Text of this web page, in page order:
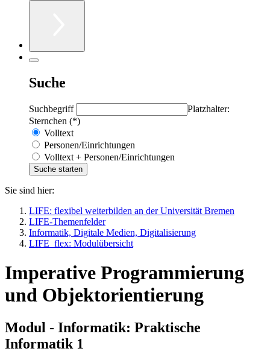
Suche
Suchbegriff
Platzhalter:
Sternchen (*)
Volltext
Personen/Einrichtungen
Volltext + Personen/Einrichtungen
Sie sind hier:
LIFE: flexibel weiterbilden an der Universität Bremen
LIFE-Themenfelder
Informatik, Digitale Medien, Digitalisierung
LIFE_flex: Modulübersicht
Imperative Programmierung
und Objektorientierung
Modul - Informatik: Praktische
Informatik 1